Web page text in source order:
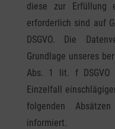
diese zur Erfüllung
erforderlich sind auf
DSGVO. Die
Grundlage unseres
Abs. 1 lit. f
Einzelfall
folgenden
informiert.